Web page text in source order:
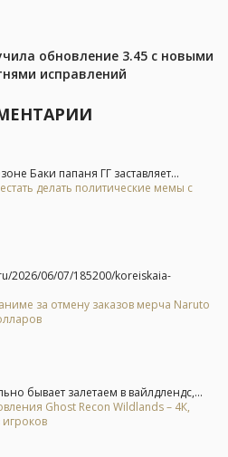
обновление 3.45 с новыми
исправлений
Баки папаня ГГ заставляет...
делать политические мемы с
2026/06/07/185200/koreiskaia-
за отмену заказов мерча Naruto
бывает залетаем в вайлдлендс,...
Ghost Recon Wildlands – 4К,